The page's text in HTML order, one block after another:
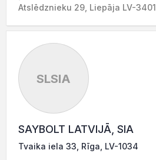
Atslēdznieku 29, Liepāja LV-3401
SLSIA
SAYBOLT LATVIJĀ, SIA
Tvaika iela 33, Rīga, LV-1034